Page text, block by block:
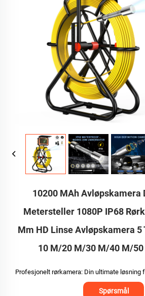
10200 MAh Avløpskamera
Metersteller 1080P IP68
Mm HD Linse Avløpskamera
10 M/20 M/30 M/40 M/
Profesjonelt rørkamera: Din ultimate løsning
Spørsmål